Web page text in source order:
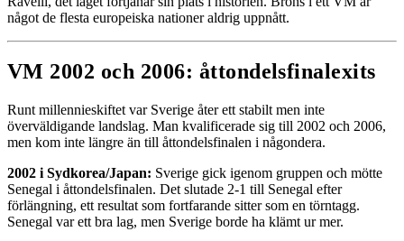
något de flesta europeiska nationer aldrig uppnått.
VM 2002 och 2006: åttondelsfinalexits
Runt millennieskiftet var Sverige åter ett stabilt men inte
överväldigande landslag. Man kvalificerade sig till 2002 och 2006,
men kom inte längre än till åttondelsfinalen i någondera.
2002 i Sydkorea/Japan: Sverige gick igenom gruppen och mötte
Senegal i åttondelsfinalen. Det slutade 2-1 till Senegal efter
förlängning, ett resultat som fortfarande sitter som en törntagg.
Senegal var ett bra lag, men Sverige borde ha klämt ur mer.